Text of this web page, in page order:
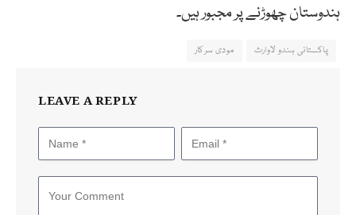
ہندوستان چھوڑنے پر مجبور ہیں۔
پاکستانی ہندو لاوارث مودی سرکار
LEAVE A REPLY